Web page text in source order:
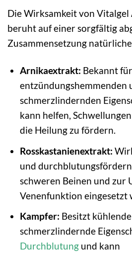
Die Wirksamkeit von Vitalgel
beruht auf einer sorgfältig
Zusammensetzung
Arnikaextrakt: Bekannt
entzündungshemmenden
schmerzlindernden
kann helfen,
die Heilung zu fördern.
Rosskastanienextrakt:
und
schweren Beinen und zur
Venenfunktion eingesetzt
Kampfer: Besitzt
schmerzlindernde
Durchblutungund kann